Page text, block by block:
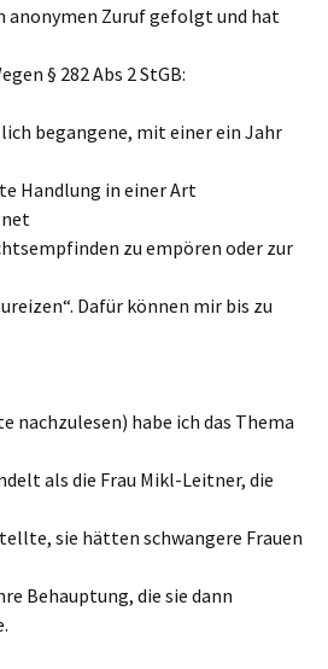
anonymen Zuruf gefolgt und hat
§ 282 Abs 2 StGB:
begangene, mit einer ein Jahr
Handlung in einer Art
zu empören oder zur
Dafür können mir bis zu
nachzulesen) habe ich das Thema
als die Frau Mikl-Leitner, die
sie hätten schwangere Frauen
Behauptung, die sie dann